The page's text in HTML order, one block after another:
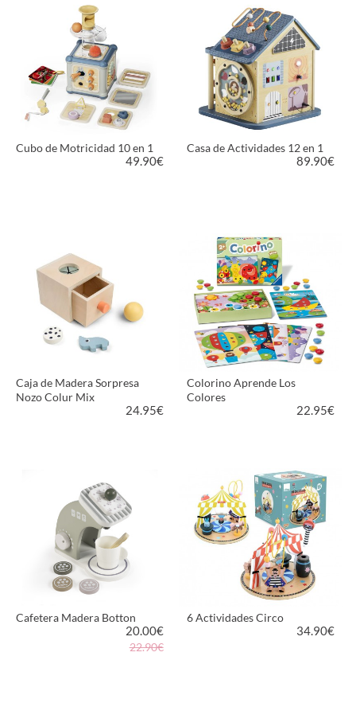
VER PRODUCTO VER PRODUCTO
Cubo de Motricidad 10 en 1
49.90€
Casa de Actividades 12 en 1
89.90€
VER PRODUCTO
Caja de Madera Sorpresa
Nozo Colur Mix
24.95€
Colorino Aprende Los
Colores
22.95€
VER PRODUCTO
Cafetera Madera Botton
20.00€
22.90€
6 Actividades Circo
34.90€